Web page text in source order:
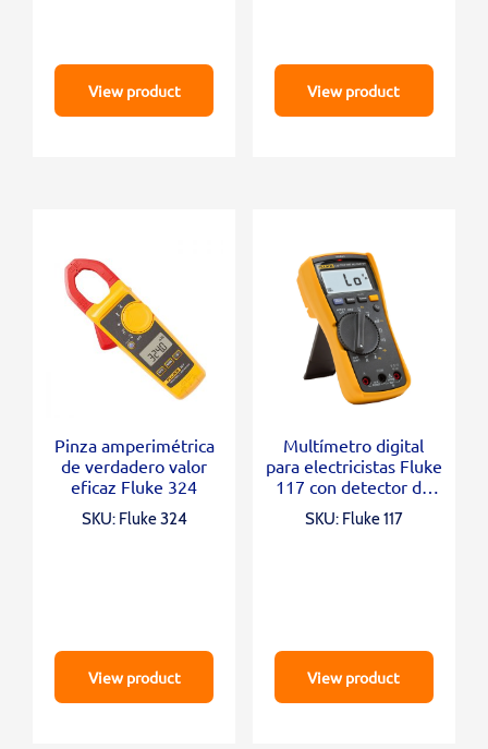
View product View product
Pinza amperimétrica
de verdadero valor
eficaz Fluke 324
SKU: Fluke 324
View product
Multímetro digital
para electricistas Fluke
117 con detector de
voltaje sin contacto
SKU: Fluke 117
View product